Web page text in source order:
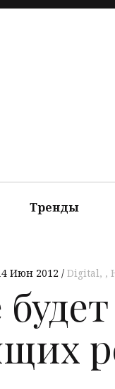
Тренды
Июн 2012 Digital,